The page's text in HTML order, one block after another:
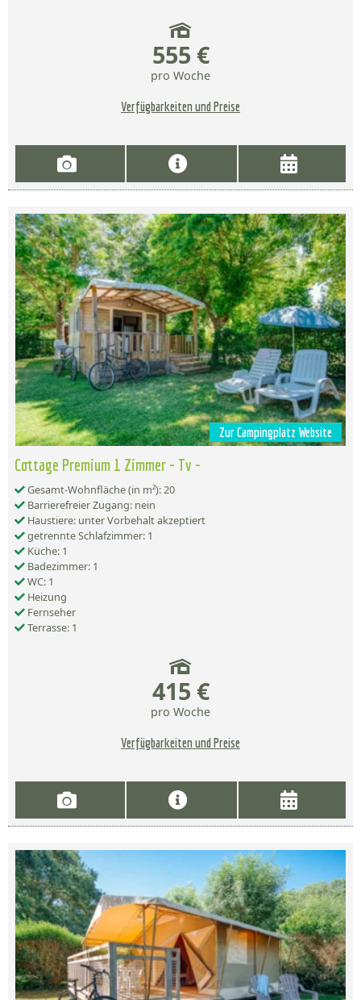
555 €
pro Woche
Verfügbarkeiten und Preise
Zur Campingplatz Website
Cottage Premium 1 Zimmer - Tv -
Gesamt-Wohnfläche (in m²): 20
Barrierefreier Zugang: nein
Haustiere: unter Vorbehalt akzeptiert
getrennte Schlafzimmer: 1
Küche: 1
Badezimmer: 1
WC: 1
Heizung
Fernseher
Terrasse: 1
415 €
pro Woche
Verfügbarkeiten und Preise